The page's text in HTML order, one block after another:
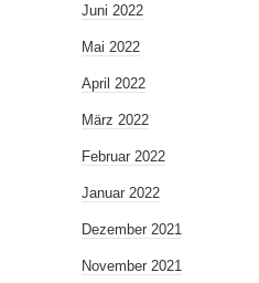
Juni 2022
Mai 2022
April 2022
März 2022
Februar 2022
Januar 2022
Dezember 2021
November 2021